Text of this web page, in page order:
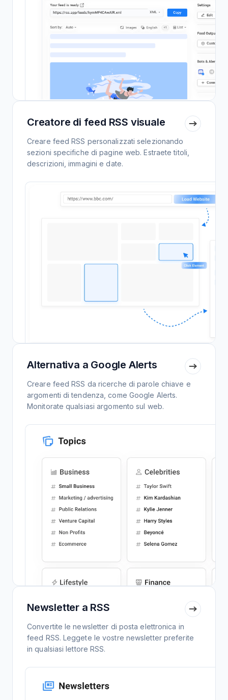
Creatore di feed RSS visuale
Creare feed RSS personalizzati selezionando
sezioni specifiche di pagine web. Estraete titoli,
descrizioni, immagini e date.
Alternativa a Google Alerts
Creare feed RSS da ricerche di parole chiave e
argomenti di tendenza, come Google Alerts.
Monitorate qualsiasi argomento sul web.
Newsletter a RSS
Convertite le newsletter di posta elettronica in
feed RSS. Leggete le vostre newsletter preferite
in qualsiasi lettore RSS.